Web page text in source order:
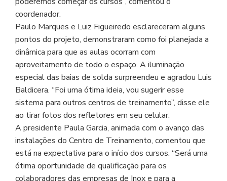
coordenador.
Paulo Marques e Luiz Figueiredo esclareceram alguns
pontos do projeto, demonstraram como foi planejada a
dinâmica para que as aulas ocorram com
aproveitamento de todo o espaço. A iluminação
especial das baias de solda surpreendeu e agradou Luis
Baldicera. “Foi uma ótima ideia, vou sugerir esse
sistema para outros centros de treinamento”, disse ele
ao tirar fotos dos refletores em seu celular.
A presidente Paula Garcia, animada com o avanço das
instalações do Centro de Treinamento, comentou que
está na expectativa para o início dos cursos. “Será uma
ótima oportunidade de qualificação para os
colaboradores das empresas de Inox e para a